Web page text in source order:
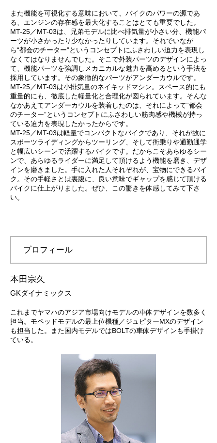
また機能を可視化する意味において、バイクのパワーの源であ
る、エンジンの存在感を最大化することはとても重要でした。
MT-25／MT-03は、兄弟モデルに比べ排気量が小さい分、機能パ
ーツが小さかったり少なかったりしています。それでいなが
ら“都会のチーター”というコンセプトにふさわしい迫力を表現し
なくてはなりませんでした。そこで外装パーツのデザインによっ
て、機能パーツを強調しメカニカルな魅力を高めるという手法を
採用しています。その象徴的なパーツがアンダーカウルです。
MT-25／MT-03は小排気量のネイキッドマシン。スペース的にも
重量的にも、徹底した軽量化と合理化が図られています。そんな
なかあえてアンダーカウルを装着したのは、それによって“都会
のチーター”というコンセプトにふさわしい筋肉感や機械が持っ
ている迫力を表現したかったからです。
MT-25／MT-03は軽量でコンパクトなバイクであり、それが故に
スポーツライディングからツーリング、そして街乗りや通勤通学
と幅広いシーンで活躍するバイクです。だからこそあらゆるシー
ンで、あらゆるライダーに満足して頂けるよう機能を磨き、デザ
インを磨きました。手に入れた人それぞれが、宝物にできるバイ
ク。その手軽さとは裏腹に、良い意味でギャップを感じて頂ける
バイクに仕上がりました。ぜひ、この驚きを体感してみて下さ
い。
プロフィール
本田宗久
GKダイナミックス
これまでヤマハのアジア市場向けモデルの車体デザインを数多く
担当。モペッドモデルの最上位機種／ジュピターMXのデザイン
も担当した。また国内モデルではBOLTの車体デザインも手掛け
ている。